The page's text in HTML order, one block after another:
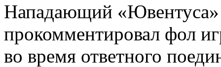
Нападающий «Ювентуса»
прокомментировал фол
во время ответного